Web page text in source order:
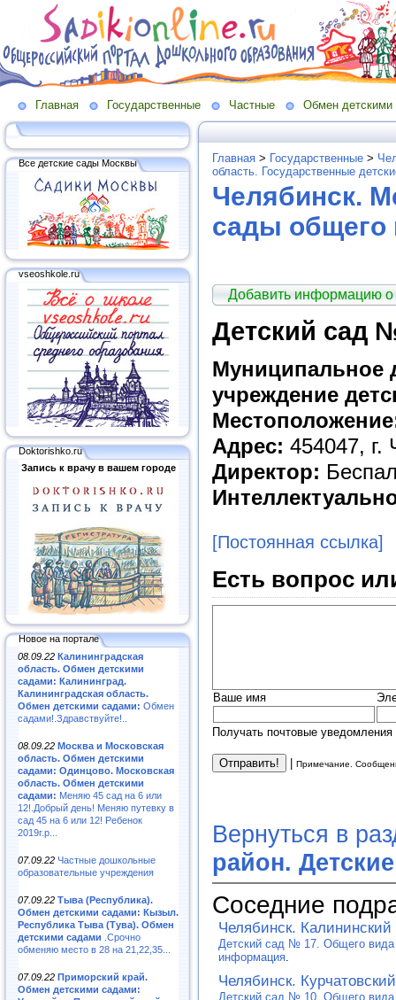
Главная Государственные Частные Обмен детскими
Все детские сады Москвы
vseoshkole.ru
Doktorishko.ru
Запись к врачу в вашем городе
Новое на портале
08.09.22 Калининградская
область. Обмен детскими
садами: Калининград.
Калининградская область.
Обмен детскими садами: Обмен
садами!.Здравствуйте!..
08.09.22 Москва и Московская
область. Обмен детскими
садами: Одинцово. Московская
область. Обмен детскими
садами: Меняю 45 сад на 6 или
12!.Добрый день! Меняю путевку в
сад 45 на 6 или 12! Ребенок
2019г.р...
07.09.22 Частные дошкольные
образовательные учреждения
07.09.22 Тыва (Республика).
Обмен детскими садами: Кызыл.
Республика Тыва (Тува). Обмен
детскими садами .Срочно
обменяю место в 28 на 21,22,35...
07.09.22 Приморский край.
Обмен детскими садами:
Главная > Государственные >
область. Государственные
Челябинск.
сады общего
Добавить информацию
Детский сад
Муниципальное
учреждение
Адрес: 454047, г.
Директор:
[Постоянная ссылка]
Есть вопрос
Ваше имя
Получать почтовые
Примечание.
Вернуться в
район.
Соседние
Челябинск.
Детский сад № 17. Общего
информация
Челябинск.
Детский сад № 10. Общего